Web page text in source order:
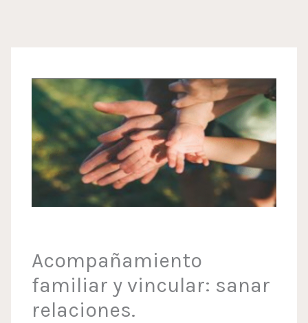
Acompañamiento
familiar y vincular: sanar
relaciones.